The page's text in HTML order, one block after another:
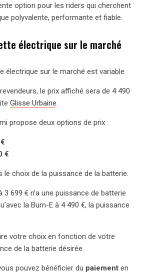
option pour les riders qui cherchent
polyvalente, performante et fiable.
électrique sur le marché
électrique sur le marché est variable.
le prix affiché sera de 4 490
Glisse Urbaine.
propose deux options de prix :
€
le choix de la puissance de la batterie.
699 € n’a une puissance de batterie
la Burn-E à 4 490 €, la puissance
votre choix en fonction de votre
de la batterie désirée.
pouvez bénéficier du paiement en